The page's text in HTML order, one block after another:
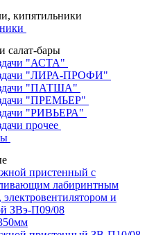
кипятильники
салат-бары
"АСТА"
"ЛИРА-ПРОФИ"
"ПАТША"
"ПРЕМЬЕР"
"РИВЬЕРА"
прочее
пристенный с
лабиринтным
и
ЗВэ-П09/08